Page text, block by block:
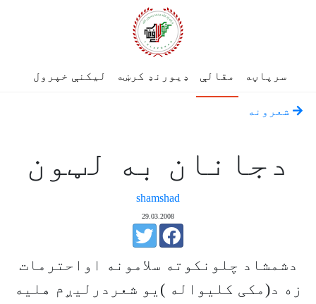
سرپاڼه مقالې ډیورنډ کرښه لیکنې خپرول
شعرونه
دجانان به لټون
shamshad
29.03.2008
دشمشاد چلونکوته سلامونه اواحترمات
زه د(مکی کلیواله )یو شعردرلیږم هلیه